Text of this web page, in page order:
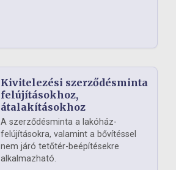
Kivitelezési szerződésminta
felújításokhoz,
átalakításokhoz
A szerződésminta a lakóház-
felújításokra, valamint a bővítéssel
nem járó tetőtér-beépítésekre
alkalmazható.